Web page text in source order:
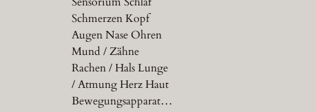
Schmerzen Kopf
Augen Nase Ohren
Mund / Zähne
Rachen / Hals Lunge
/ Atmung Herz Haut
Bewegungsapparat…